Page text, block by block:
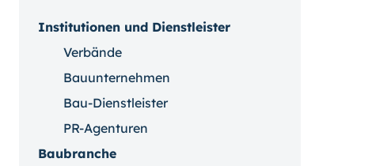
Institutionen und Dienstleister
Verbände
Bauunternehmen
Bau-Dienstleister
PR-Agenturen
Baubranche